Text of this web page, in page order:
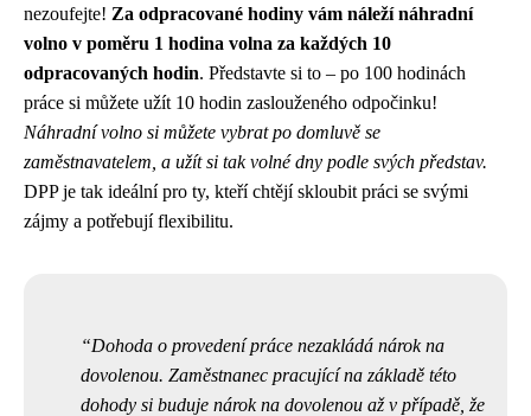
nezoufejte! Za odpracované hodiny vám náleží náhradní
volno v poměru 1 hodina volna za každých 10
odpracovaných hodin. Představte si to – po 100 hodinách
práce si můžete užít 10 hodin zaslouženého odpočinku!
Náhradní volno si můžete vybrat po domluvě se
zaměstnavatelem, a užít si tak volné dny podle svých představ.
DPP je tak ideální pro ty, kteří chtějí skloubit práci se svými
zájmy a potřebují flexibilitu.
Dohoda o provedení práce nezakládá nárok na
dovolenou. Zaměstnanec pracující na základě této
dohody si buduje nárok na dovolenou až v případě, že